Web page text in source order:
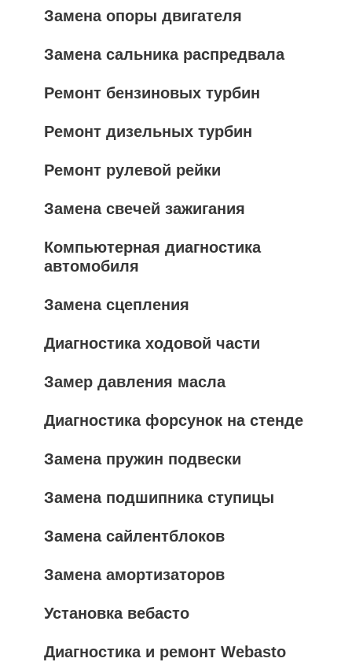
Замена опоры двигателя
Замена сальника распредвала
Ремонт бензиновых турбин
Ремонт дизельных турбин
Ремонт рулевой рейки
Замена свечей зажигания
Компьютерная диагностика
автомобиля
Замена сцепления
Диагностика ходовой части
Замер давления масла
Диагностика форсунок на стенде
Замена пружин подвески
Замена подшипника ступицы
Замена сайлентблоков
Замена амортизаторов
Установка вебасто
Диагностика и ремонт Webasto